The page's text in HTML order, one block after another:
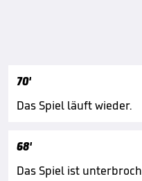
70'
Das Spiel läuft wieder.
68'
Das Spiel ist